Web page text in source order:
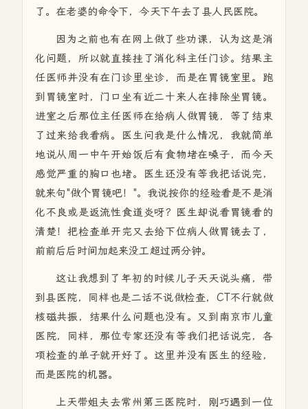
了。在老婆的命令下，今天下午去了县人民医院。
因为之前也有在网上做了些功课，认为这是消
化问题，所以就直接挂了消化科主任门诊。结果主
任医师并没有在门诊里坐诊，而是在胃镜室里。跑
到胃镜室时，门口坐有近二十来人在排除坐胃镜。
进室之后那位主任医师在给病人做胃镜，等了结束
了过来给我看病。医生问我是什么情况，我就简单
地说从周一中午开始饭后有食物堵在嗓子，而今天
感觉严重的胸口也堵。医生还没有等我把话说完，
就来句"做个胃镜吧！"。我说按你的经验看是不是消
化不良或是返流性食道炎呀？医生却说看胃镜看的
清楚！把检查单开完又去给下位病人做胃镜去了，
前前后后时间加起来没工超过两分钟。
这让我想到了年初的时候儿子天天说头痛，带
到县医院，同样也是二话不说做检查，CT不行就做
核磁共振，结果什么问题也没有。又到南京市儿童
医院，同样，那位专家还没有等我们把话说完，各
项检查的单子就开好了。这里并没有医生的经验，
而是医院的机器。
上天带姐夫去常州第三医院时，刚巧遇到一位